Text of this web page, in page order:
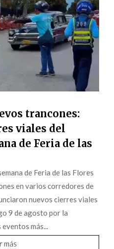
trancones:
viales del
de Feria de las
de Feria de las Flores
en varios corredores de
nuevos cierres viales
9 de agosto por la
más...
más